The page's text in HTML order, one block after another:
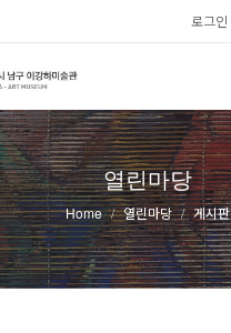
로그인
열린마당
Home 열린마당 게시판